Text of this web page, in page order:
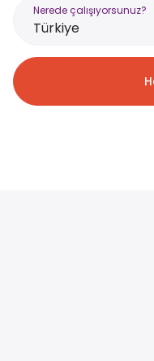
Nerede çalışıyorsunuz?
Türkiye